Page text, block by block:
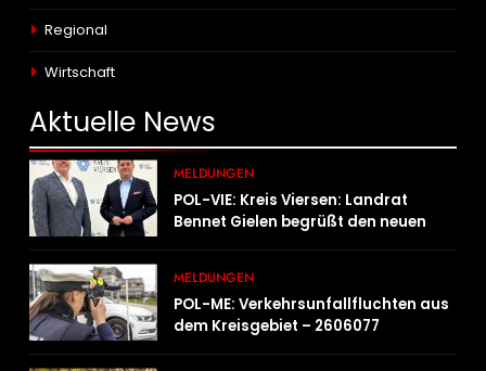
Regional
Wirtschaft
Aktuelle News
MELDUNGEN
POL-VIE: Kreis Viersen: Landrat
Bennet Gielen begrüßt den neuen
MELDUNGEN
POL-ME: Verkehrsunfallfluchten aus
dem Kreisgebiet – 2606077